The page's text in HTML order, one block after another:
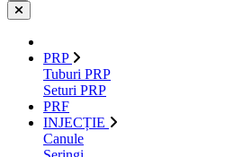
PRP
Tuburi PRP
Seturi PRP
PRF
INJECȚIE
Canule